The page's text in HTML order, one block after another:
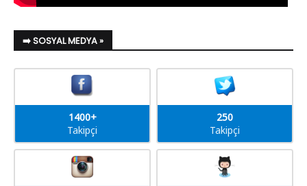
➡️ SOSYAL MEDYA »
1400+
Takipçi
250
Takipçi